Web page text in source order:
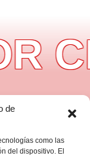
de
como las
del dispositivo. El